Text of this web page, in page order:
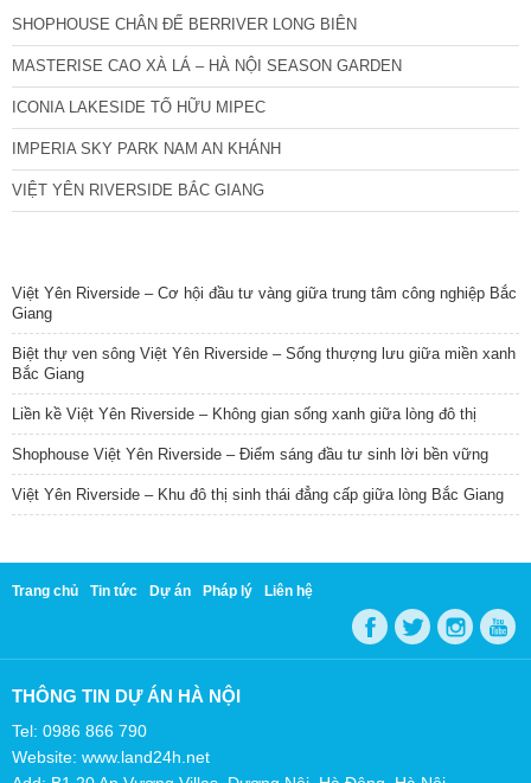
SHOPHOUSE CHÂN ĐẾ BERRIVER LONG BIÊN
MASTERISE CAO XÀ LÁ – HÀ NỘI SEASON GARDEN
ICONIA LAKESIDE TỐ HỮU MIPEC
IMPERIA SKY PARK NAM AN KHÁNH
VIỆT YÊN RIVERSIDE BẮC GIANG
Việt Yên Riverside – Cơ hội đầu tư vàng giữa trung tâm công nghiệp Bắc
Giang
Biệt thự ven sông Việt Yên Riverside – Sống thượng lưu giữa miền xanh
Bắc Giang
Liền kề Việt Yên Riverside – Không gian sống xanh giữa lòng đô thị
Shophouse Việt Yên Riverside – Điểm sáng đầu tư sinh lời bền vững
Việt Yên Riverside – Khu đô thị sinh thái đẳng cấp giữa lòng Bắc Giang
Trang chủ Tin tức Dự án Pháp lý Liên hệ
THÔNG TIN DỰ ÁN HÀ NỘI
Tel: 0986 866 790
Website: www.land24h.net